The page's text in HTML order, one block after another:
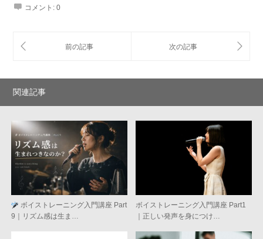
コメント: 0
関連記事
ボイストレーニング入門講座 Part
9｜リズム感は生ま…
ボイストレーニング入門講座 Part1
｜正しい発声を身につけ…